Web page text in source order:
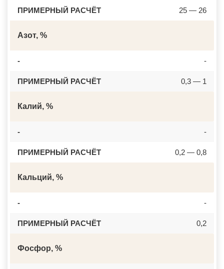
ПРИМЕРНЫЙ РАСЧЁТ 25 — 26
Азот, %
- -
ПРИМЕРНЫЙ РАСЧЁТ 0,3 — 1
Калий, %
- -
ПРИМЕРНЫЙ РАСЧЁТ 0,2 — 0,8
Кальций, %
- -
ПРИМЕРНЫЙ РАСЧЁТ 0,2
Фосфор, %